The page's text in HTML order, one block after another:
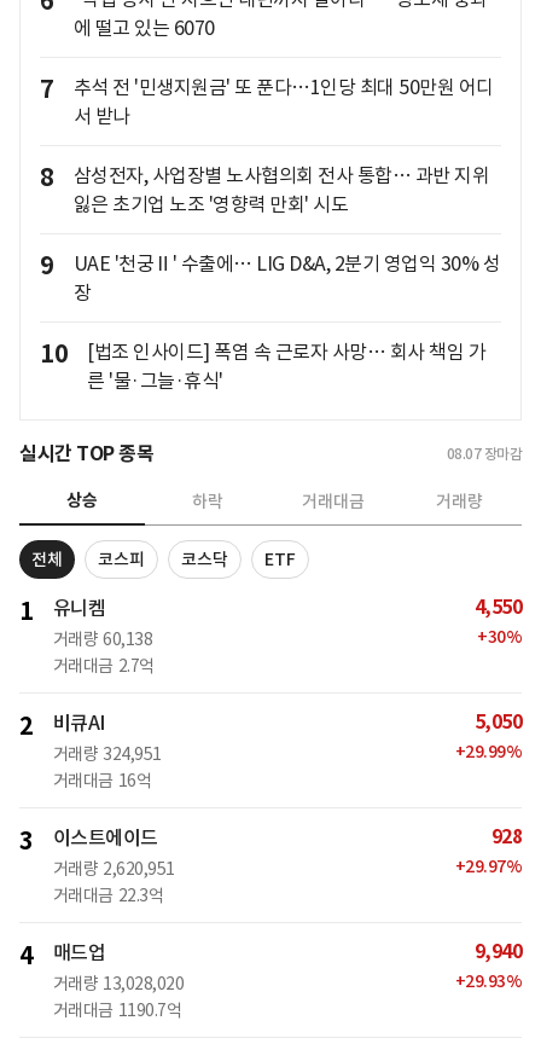
에 떨고 있는 6070
7
추석 전 '민생지원금' 또 푼다…1인당 최대 50만원 어디
서 받나
8
삼성전자, 사업장별 노사협의회 전사 통합… 과반 지위
잃은 초기업 노조 '영향력 만회' 시도
9
UAE '천궁Ⅱ' 수출에… LIG D&A, 2분기 영업익 30% 성
장
10
[법조 인사이드] 폭염 속 근로자 사망… 회사 책임 가
른 '물·그늘·휴식'
실시간 TOP 종목 08.07 장마감
상승 하락 거래대금 거래량
전체 코스피 코스닥 ETF
1 유니켐
거래량 60,138
거래대금 2.7억
4,550
+30%
2 비큐AI
거래량 324,951
거래대금 16억
5,050
+29.99%
3 이스트에이드
거래량 2,620,951
거래대금 22.3억
928
+29.97%
4 매드업
거래량 13,028,020
거래대금 1190.7억
9,940
+29.93%